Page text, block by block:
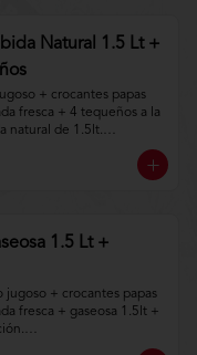
Natural 1.5 Lt +
+ crocantes papas
fresca + 4 tequeños a la
natural de 1.5lt.
y
www.lenaycarbon.co
1.5 Lt +
jugoso + crocantes papas
fresca + gaseosa 1.5lt +